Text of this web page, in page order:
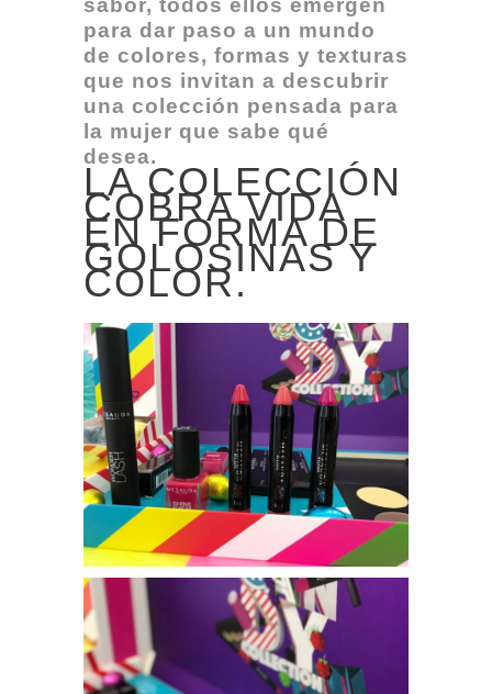
sabor, todos ellos emergen
para dar paso a un mundo
de colores, formas y texturas
que nos invitan a descubrir
una colección pensada para
la mujer que sabe qué
desea.
LA COLECCIÓN
COBRA VIDA
EN FORMA DE
GOLOSINAS Y
COLOR.